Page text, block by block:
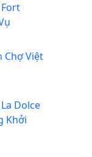
Chợ Việt
Dolce
Khởi